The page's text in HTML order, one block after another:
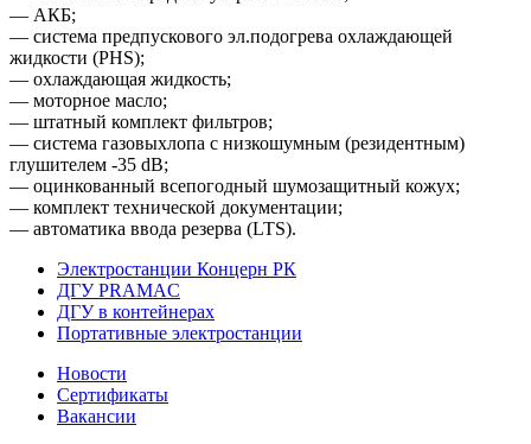
— АКБ;
— система предпускового эл.подогрева охлаждающей
жидкости (PHS);
— охлаждающая жидкость;
— моторное масло;
— штатный комплект фильтров;
— система газовыхлопа с низкошумным (резидентным)
глушителем -35 dB;
— оцинкованный всепогодный шумозащитный кожух;
— комплект технической документации;
— автоматика ввода резерва (LTS).
Электростанции Концерн РК
ДГУ PRAMAC
ДГУ в контейнерах
Портативные электростанции
Новости
Сертификаты
Вакансии